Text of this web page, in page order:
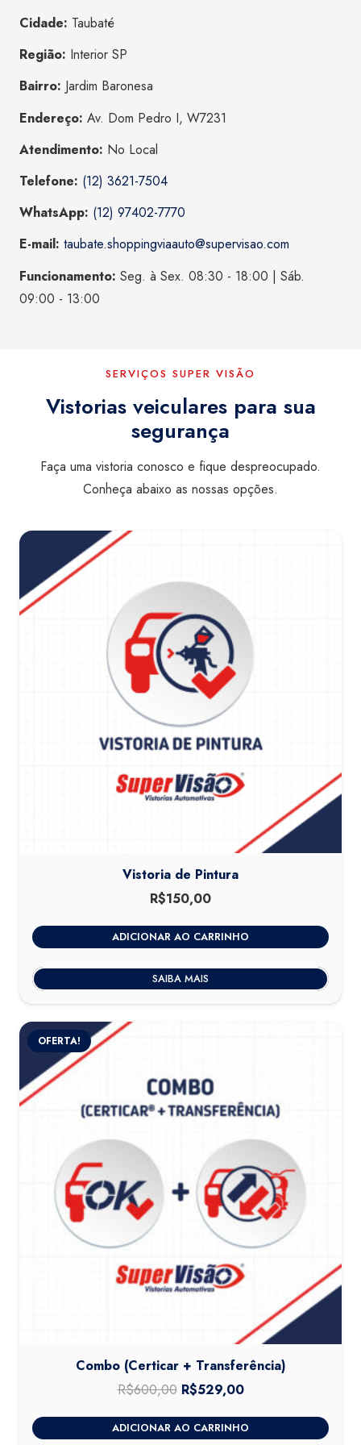
Cidade: Taubaté
Região: Interior SP
Bairro: Jardim Baronesa
Endereço: Av. Dom Pedro I, W7231
Atendimento: No Local
Telefone: (12) 3621-7504
WhatsApp: (12) 97402-7770
E-mail: taubate.shoppingviaauto@supervisao.com
Funcionamento: Seg. à Sex. 08:30 - 18:00 | Sáb.
09:00 - 13:00
SERVIÇOS SUPER VISÃO
Vistorias veiculares para sua
segurança
Faça uma vistoria conosco e fique despreocupado.
Conheça abaixo as nossas opções.
Vistoria de Pintura
R$150,00
ADICIONAR AO CARRINHO
SAIBA MAIS
OFERTA!
Combo (Certicar + Transferência)
R$600,00 O
preço
original
R$529,00O
preço
atual
ADICIONAR AO CARRINHO